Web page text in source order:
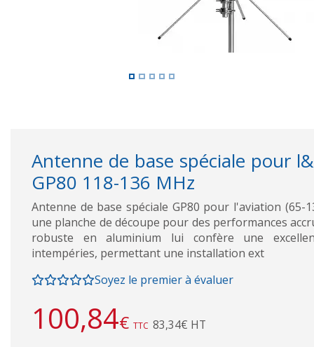
Antenne de base spéciale pour
GP80 118-136 MHz
Antenne de base spéciale GP80 pour l'aviation (65-
une planche de découpe pour des performances
robuste en aluminium lui confère une
intempéries, permettant une installation ext
Soyez le premier à évaluer
100,84€ TTC 83,34€ HT